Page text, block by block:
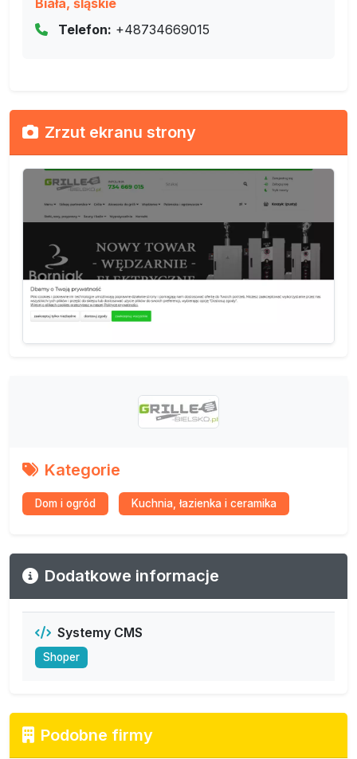
Biała, śląskie
Telefon: +48734669015
Zrzut ekranu strony
Kategorie
Dom i ogród Kuchnia, łazienka i ceramika
Dodatkowe informacje
Systemy CMS
Shoper
Podobne firmy